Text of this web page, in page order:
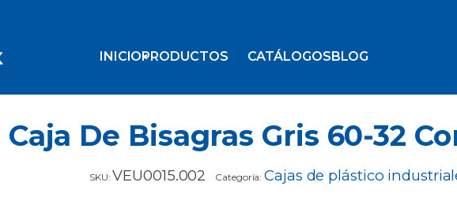
INICIOPRODUCTOS CATÁLOGOSBLOG
Caja De Bisagras Gris 60-32
SKU: VEU0015.002 Categoría:Cajas de plástico